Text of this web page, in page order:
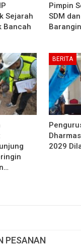
Sejarah
Bancah
Pimpin
SDM
Barangin
BERITA
2029
PESANAN